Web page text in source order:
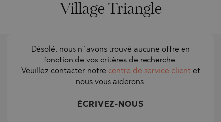
Village Triangle
Désolé, nous n`avons trouvé aucune offre en
fonction de vos critères de recherche.
Veuillez contacter notre centre de service clientet
nous vous aiderons.
ÉCRIVEZ-NOUS